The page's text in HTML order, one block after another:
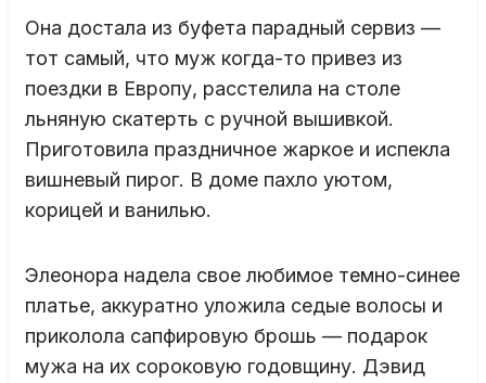
Она достала из буфета парадный сервиз —
тот самый, что муж когда-то привез из
поездки в Европу, расстелила на столе
льняную скатерть с ручной вышивкой.
Приготовила праздничное жаркое и испекла
вишневый пирог. В доме пахло уютом,
корицей и ванилью.
Элеонора надела свое любимое темно-синее
платье, аккуратно уложила седые волосы и
приколола сапфировую брошь — подарок
мужа на их сороковую годовщину. Дэвид